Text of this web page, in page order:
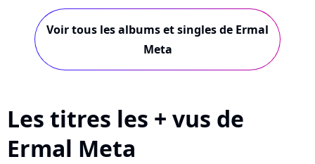
Voir tous les albums et singles de Ermal
Meta
Les titres les + vus de
Ermal Meta